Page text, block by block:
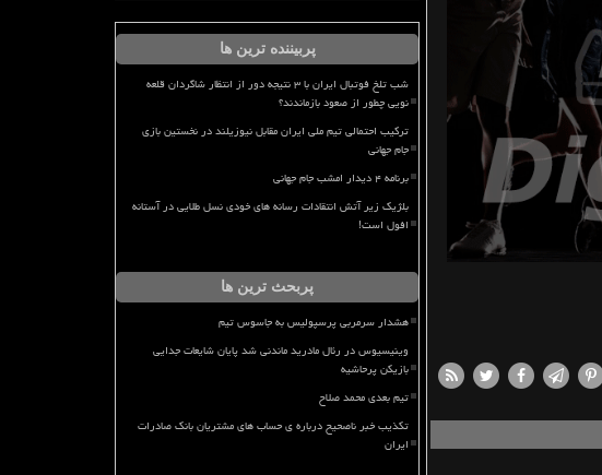
پربیننده ترین ها
شب تلخ فوتبال ایران با ۳ نتیجه دور از انتظار شاگردان قلعه
نویی چطور از صعود بازماندند؟
ترکیب احتمالی تیم ملی ایران مقابل نیوزیلند در نخستین بازی
جام جهانی
برنامه ۴ دیدار امشب جام جهانی
بلژیک زیر آتش انتقادات رسانه های خودی نسل طلایی در آستانه
افول است!
پربحث ترین ها
هشدار سرمربی پرسپولیس به جاسوس تیم
وینیسیوس در رئال مادرید ماندنی شد پایان شایعات جدایی
بازیکن پرحاشیه
تیم بعدی محمد صلاح
تکذیب خبر ناصحیح درباره ی حساب های مشتریان بانک صادرات
ایران